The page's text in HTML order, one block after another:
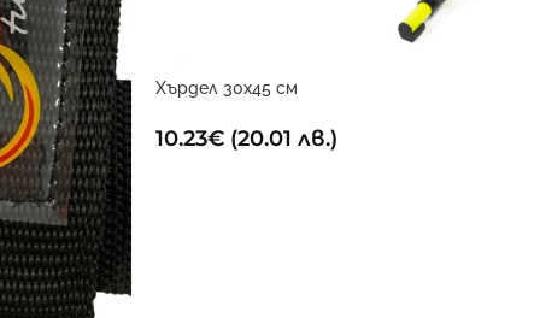
Хърдел 30х45 см
10.23€ (20.01 лв.)